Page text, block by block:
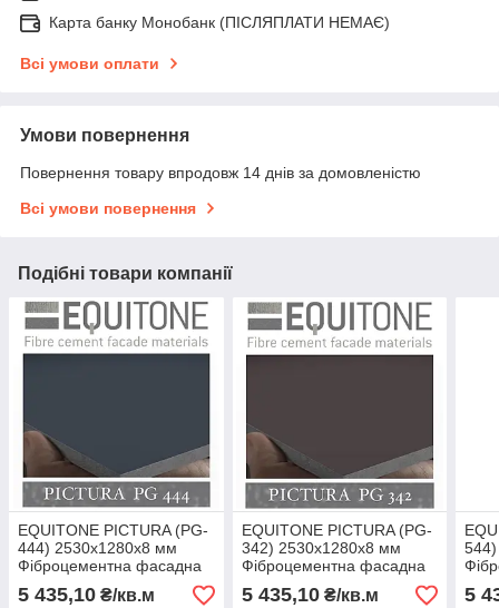
Карта банку Монобанк (ПІСЛЯПЛАТИ НЕМАЄ)
Всі умови оплати
Умови повернення
Повернення товару впродовж 14 днів за домовленістю
Всі умови повернення
Подібні товари компанії
EQUITONE PICTURA (PG-
444) 2530х1280х8 мм
Фіброцементна фасадна
панель ЕКВІТОН
5 435,10 ₴/кв.м
EQUITONE PICTURA (PG-
342) 2530х1280х8 мм
Фіброцементна фасадна
панель ЕКВІТОН
5 435,10₴/кв.м 5